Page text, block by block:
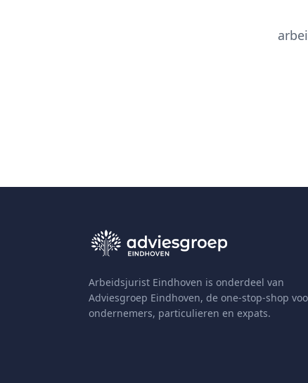
Arbeidsjurist Eindhoven is onderdeel van
Adviesgroep Eindhoven, de one-stop-shop
ondernemers, particulieren en expats.